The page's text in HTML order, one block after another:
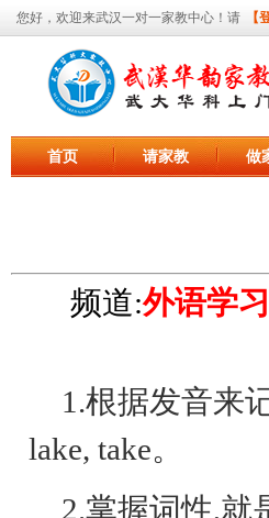
您好，欢迎来武汉一对一家教中心！请 【
首页 请家教 做
频道:外语学习
1.根据发音来
lake, take。
2.掌握词性,就